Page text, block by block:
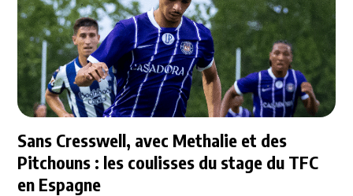
Sans Cresswell, avec Methalie et des
Pitchouns : les coulisses du stage du TFC
en Espagne